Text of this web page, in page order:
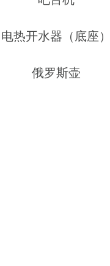
电热开水器（底座）
俄罗斯壶